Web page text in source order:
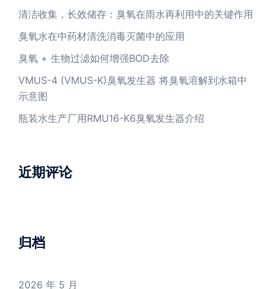
清洁收集，长效储存：臭氧在雨水再利用中的关键作用
臭氧水在中药材清洗消毒灭菌中的应用
臭氧 + 生物过滤如何增强BOD去除
VMUS-4 (VMUS-K)臭氧发生器 将臭氧溶解到水箱中
示意图
瓶装水生产厂用RMU16-K6臭氧发生器介绍
近期评论
归档
2026 年 5 月